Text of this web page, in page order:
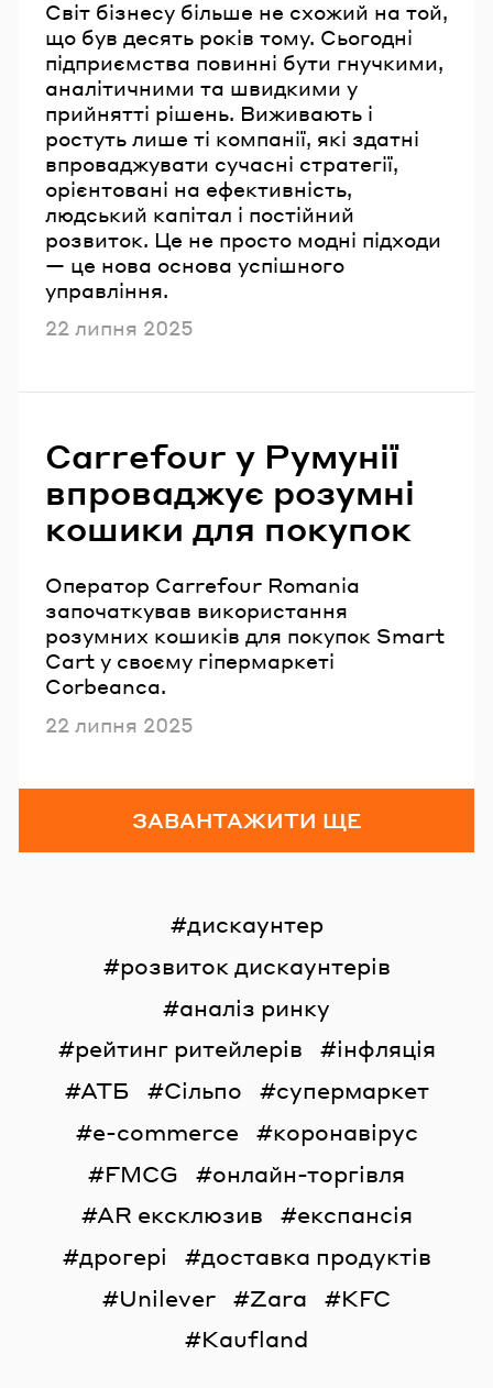
Світ бізнесу більше не схожий на той,
що був десять років тому. Сьогодні
підприємства повинні бути гнучкими,
аналітичними та швидкими у
прийнятті рішень. Виживають і
ростуть лише ті компанії, які здатні
впроваджувати сучасні стратегії,
орієнтовані на ефективність,
людський капітал і постійний
розвиток. Це не просто модні підходи
— це нова основа успішного
управління.
Опубліковано
22 липня 2025
Carrefour у Румунії
впроваджує розумні
кошики для покупок
Оператор Carrefour Romania
започаткував використання
розумних кошиків для покупок Smart
Cart у своєму гіпермаркеті
Corbeanca.
Опубліковано
22 липня 2025
ЗАВАНТАЖИТИ ЩЕ
дискаунтер
розвиток дискаунтерів
аналіз ринку
рейтинг ритейлерів
інфляція
АТБ
Сільпо
супермаркет
e-commerce
коронавірус
FMCG
онлайн-торгівля
AR ексклюзив
експансія
дрогері
доставка продуктів
Unilever
Zara
KFC
Kaufland